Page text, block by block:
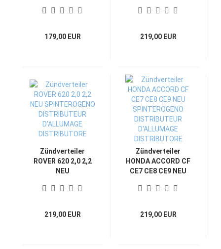
FARFALLATO
THROTTLE BODY
179,00 EUR
SPINTEROGENO
D'ALLUMAGE
DISTRIBUTORE
219,00 EUR
Zündverteiler
ROVER 620 2,0 2,2
NEU
DISTRIBUTEUR
DISTRIBUTORE
219,00 EUR
Zündverteiler
HONDA ACCORD CF
CE7 CE8 CE9 NEU
DISTRIBUTEUR
DISTRIBUTORE
219,00 EUR